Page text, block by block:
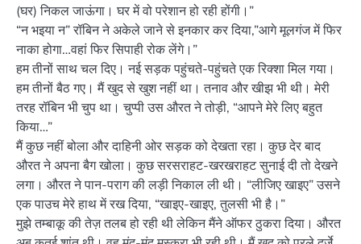
(घर) निकल जाऊंगा। घर में वो परेशान हो रही होंगी।”
“न भइया न” रॉबिन ने अकेले जाने से इनकार कर दिया,”आगे मूलगंज में फिर
नाका होगा…वहां फिर सिपाही रोक लेंगे।”
हम तीनों साथ चल दिए। नई सड़क पहुंचते-पहुंचते एक रिक्शा मिल गया।
हम तीनों बैठ गए। मैं खुद से खुश नहीं था। तनाव और खीझ भी थी। मेरी
तरह रॉबिन भी चुप था। चुप्पी उस औरत ने तोड़ी, “आपने मेरे लिए बहुत
किया…”
मैं कुछ नहीं बोला और दाहिनी ओर सड़क को देखता रहा। कुछ देर बाद
औरत ने अपना बैग खोला। कुछ सरसराहट-खरखराहट सुनाई दी तो देखने
लगा। औरत ने पान-पराग की लड़ी निकाल ली थी। “लीजिए खाइए” उसने
एक पाउच मेरे हाथ में रख दिया, “खाइए-खाइए, तुलसी भी है।”
मुझे तम्बाकू की तेज़ तलब हो रही थी लेकिन मैंने ऑफर ठुकरा दिया। औरत